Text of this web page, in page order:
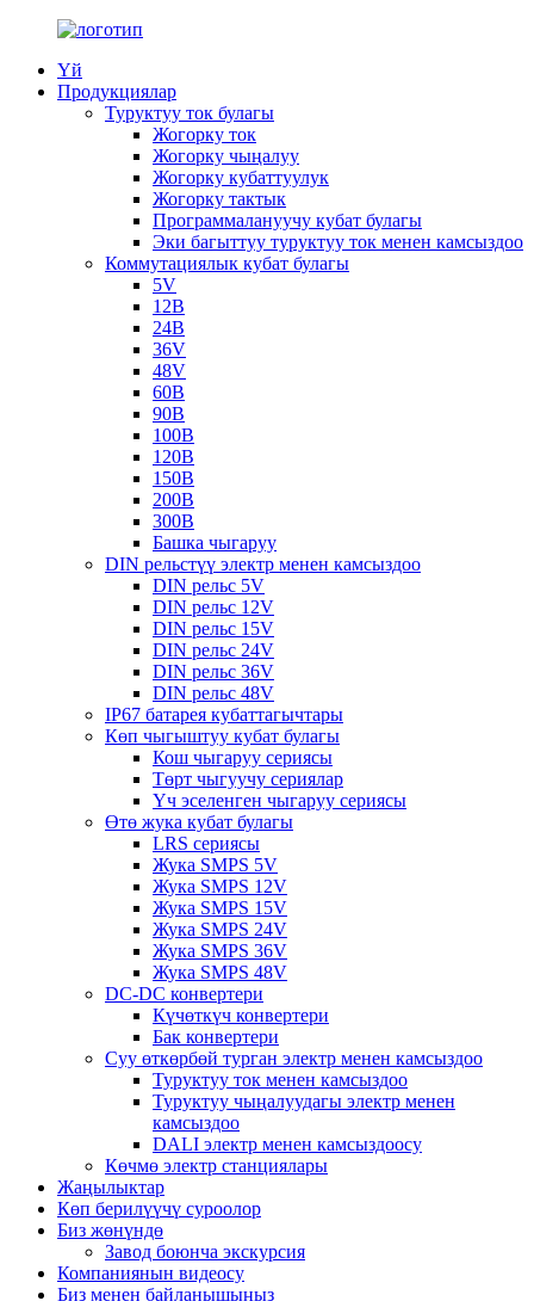
Үй
Продукциялар
Туруктуу ток булагы
Жогорку ток
Жогорку чыңалуу
Жогорку кубаттуулук
Жогорку тактык
Программалануучу кубат булагы
Эки багыттуу туруктуу ток менен камсыздоо
Коммутациялык кубат булагы
5V
12В
24В
36V
48V
60В
90В
100В
120В
150В
200В
300В
Башка чыгаруу
DIN рельстүү электр менен камсыздоо
DIN рельс 5V
DIN рельс 12V
DIN рельс 15V
DIN рельс 24V
DIN рельс 36V
DIN рельс 48V
IP67 батарея кубаттагычтары
Көп чыгыштуу кубат булагы
Кош чыгаруу сериясы
Төрт чыгуучу сериялар
Үч эселенген чыгаруу сериясы
Өтө жука кубат булагы
LRS сериясы
Жука SMPS 5V
Жука SMPS 12V
Жука SMPS 15V
Жука SMPS 24V
Жука SMPS 36V
Жука SMPS 48V
DC-DC конвертери
Күчөткүч конвертери
Бак конвертери
Суу өткөрбөй турган электр менен камсыздоо
Туруктуу ток менен камсыздоо
Туруктуу чыңалуудагы электр менен
камсыздоо
DALI электр менен камсыздоосу
Көчмө электр станциялары
Жаңылыктар
Көп берилүүчү суроолор
Биз жөнүндө
Завод боюнча экскурсия
Компаниянын видеосу
Биз менен байланышыңыз